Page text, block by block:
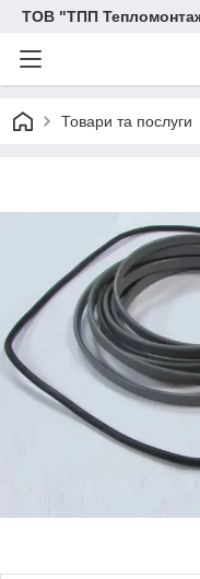
ТОВ "ТПП
Товари та послуги